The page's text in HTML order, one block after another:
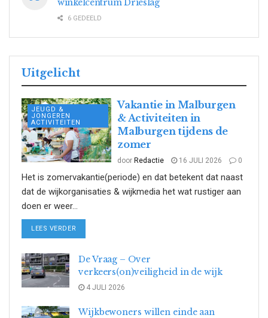
winkelcentrum Drieslag
6 GEDEELD
Uitgelicht
JEUGD &
JONGEREN
ACTIVITEITEN
Vakantie in Malburgen
& Activiteiten in
Malburgen tijdens de
zomer
door Redactie 16 JULI 2026 0
Het is zomervakantie(periode) en dat betekent dat naast
dat de wijkorganisaties & wijkmedia het wat rustiger aan
doen er weer...
LEES VERDER
De Vraag – Over
verkeers(on)veiligheid in de wijk
4 JULI 2026
Wijkbewoners willen einde aan